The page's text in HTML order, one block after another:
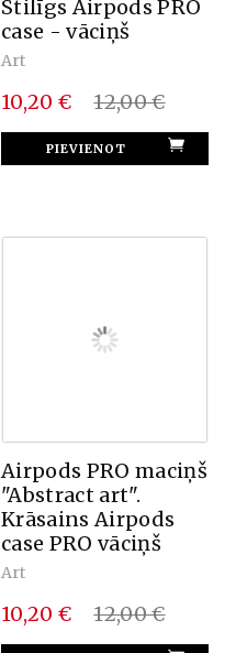
Stilīgs Airpods PRO
case - vāciņš
Art
10,20 € 12,00 €
Airpods PRO maciņš
"Abstract art".
Krāsains Airpods
case PRO vāciņš
Art
10,20 € 12,00 €